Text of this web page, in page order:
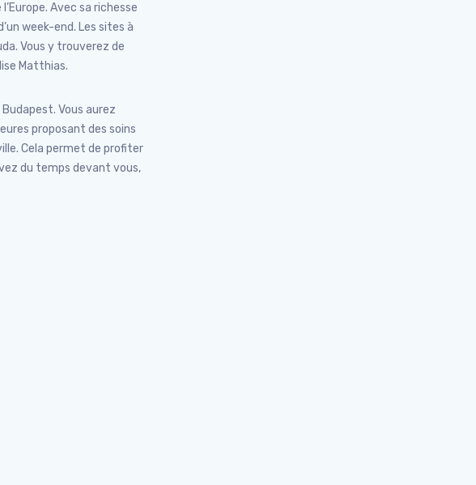
Avec sa richesse
week-end. Les sites à
Vous y trouverez de
Matthias.
Vous aurez
proposant des soins
Cela permet de profiter
du temps devant vous,